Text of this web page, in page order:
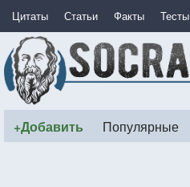
Цитаты Статьи Факты Тесты
+Добавить Популярные